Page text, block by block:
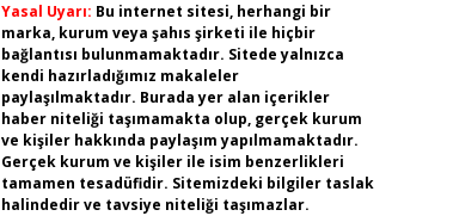
Yasal Uyarı: Bu internet sitesi, herhangi bir
marka, kurum veya şahıs şirketi ile hiçbir
bağlantısı bulunmamaktadır. Sitede yalnızca
kendi hazırladığımız makaleler
paylaşılmaktadır. Burada yer alan içerikler
haber niteliği taşımamakta olup, gerçek kurum
ve kişiler hakkında paylaşım yapılmamaktadır.
Gerçek kurum ve kişiler ile isim benzerlikleri
tamamen tesadüfidir. Sitemizdeki bilgiler taslak
halindedir ve tavsiye niteliği taşımazlar.